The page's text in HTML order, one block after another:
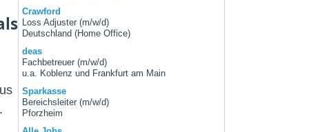
Crawford
Loss Adjuster (m/w/d)
Deutschland (Home Office)
deas
Fachbetreuer (m/w/d)
u.a. Koblenz und Frankfurt am Main
Sparkasse
Bereichsleiter (m/w/d)
Pforzheim